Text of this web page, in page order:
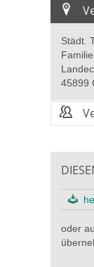
Städt.
45899
oder